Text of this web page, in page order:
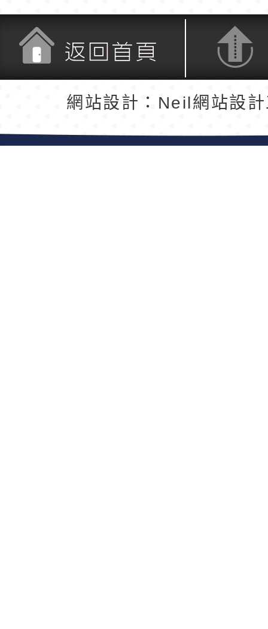
返回頂端
網站設計：Neil網站設